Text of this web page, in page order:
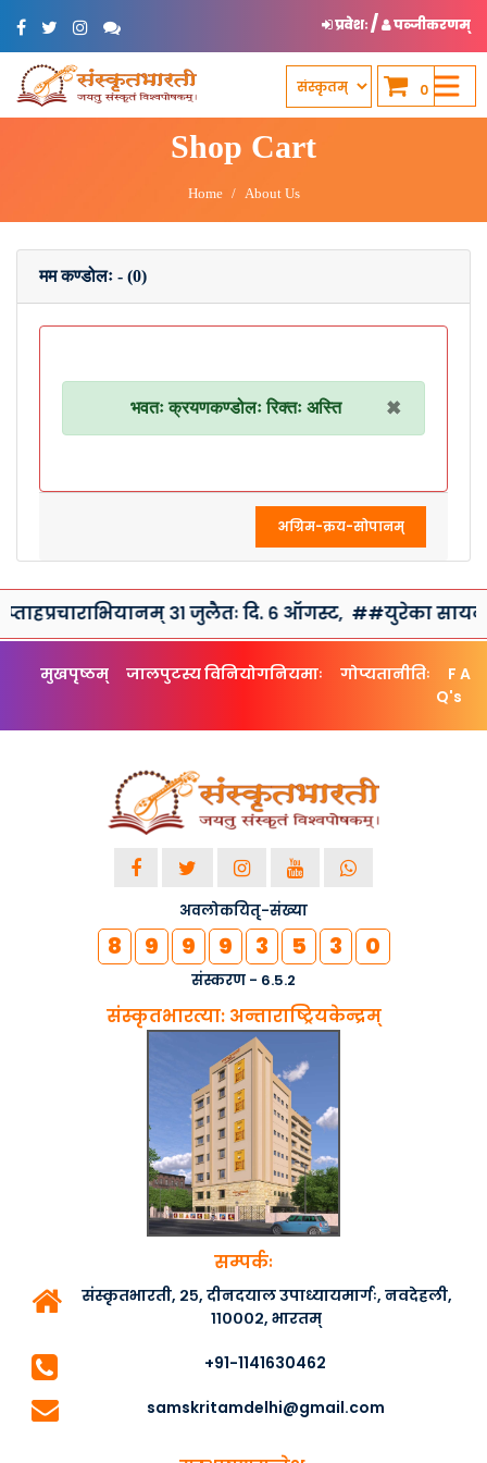
प्रवेशः/ पञ्जीकरणम्
0
Shop Cart
Home About Us
मम कण्डोलः - (0)
×
भवतः क्रयणकण्डोलः रिक्तः अस्ति
अग्रिम-क्रय-सोपानम्
३१ जुलैतः दि. ६ ऑगस्ट,##युरेका सायन्स
मुखपृष्ठम् जालपुटस्य विनियोगनियमाः गोप्यतानीतिः
F A
Q's
अवलोकयितृ-संख्या
8 9 9 9 3 5 3 0
संस्करण - 6.5.2
संस्कृतभारत्या: अन्ताराष्ट्रियकेन्द्रम्
सम्पर्कः
संस्कृतभारती, २५, दीनदयाल उपाध्यायमार्गः, नवदेहली,
११०००२, भारतम्
+91-1141630462
samskritamdelhi@gmail.com